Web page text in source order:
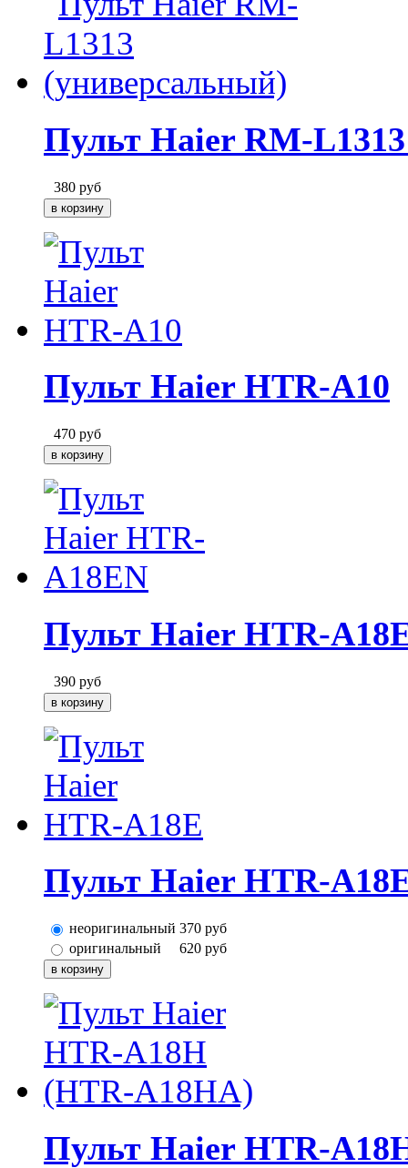
Пульт Haier RM-
380 руб
Пульт Haier HTR-A10
470 руб
Пульт Haier HTR-
390 руб
Пульт Haier HTR-
неоригинальный 370 руб
оригинальный
620 руб
Пульт Haier HTR-